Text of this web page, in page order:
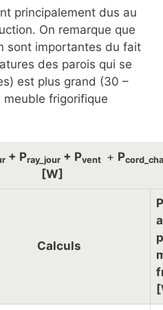
principalement dus au
On remarque que
sont importantes du fait
des parois qui se
est plus grand (30 –
meuble frigorifique
+ Pray_jour + Pvent + P
[W]
Calculs